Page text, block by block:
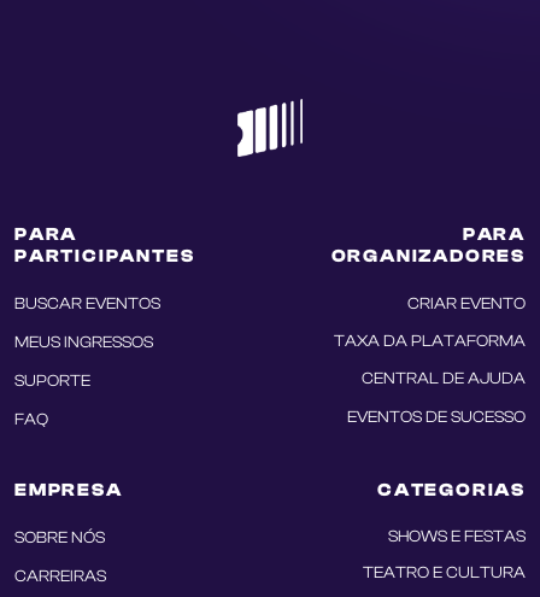
PARA
PARTICIPANTES
BUSCAR EVENTOS
MEUS INGRESSOS
SUPORTE
FAQ
PARA
ORGANIZADORES
CRIAR EVENTO
TAXA DA PLATAFORMA
CENTRAL DE AJUDA
EVENTOS DE SUCESSO
EMPRESA
SOBRE NÓS
CARREIRAS
CATEGORIAS
SHOWS E FESTAS
TEATRO E CULTURA